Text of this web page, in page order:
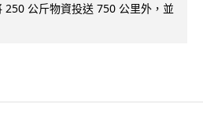
公斤物資投送 750 公里外，並